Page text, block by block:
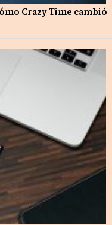
Crazy Time cambió